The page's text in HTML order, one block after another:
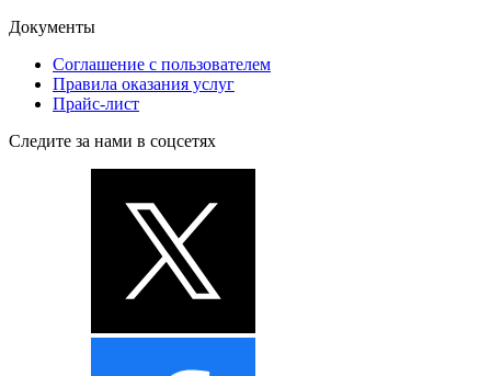
Документы
Соглашение с пользователем
Правила оказания услуг
Прайс-лист
Следите за нами в соцсетях